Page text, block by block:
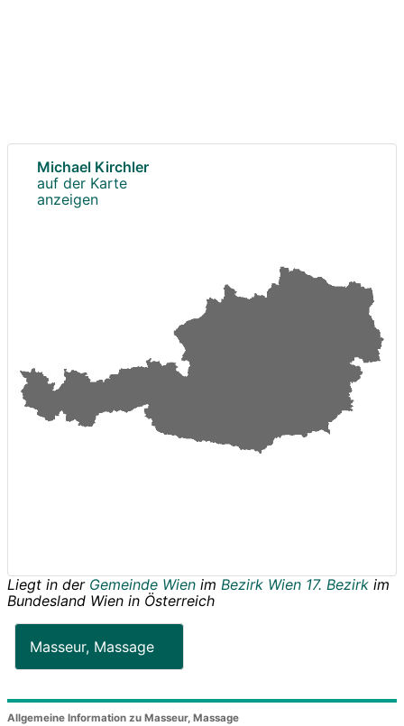
Michael Kirchler
auf der Karte
anzeigen
Liegt in der Gemeinde Wien im Bezirk Wien 17. Bezirk im
Bundesland Wien in Österreich
Masseur, Massage
Allgemeine Information zu Masseur, Massage